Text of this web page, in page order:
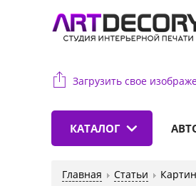
Загрузить свое
КАТАЛОГ
Главная Статьи